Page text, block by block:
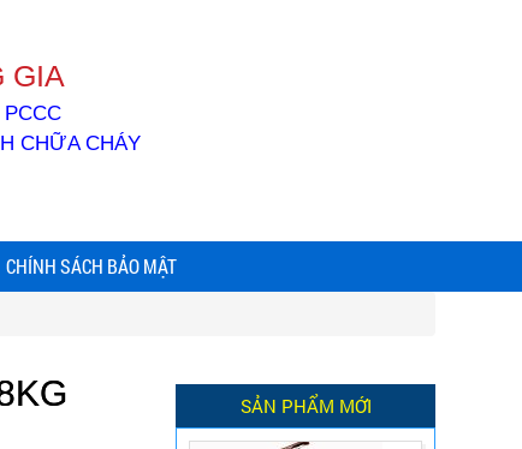
GIA
CHỮA CHÁY
CHÍNH SÁCH BẢO MẬT
SẢN PHẨM MỚI